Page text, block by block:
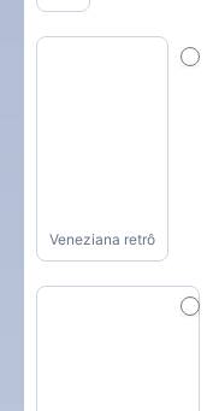
Veneziana retrô